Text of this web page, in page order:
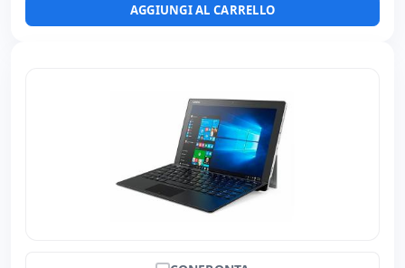
AGGIUNGI AL CARRELLO